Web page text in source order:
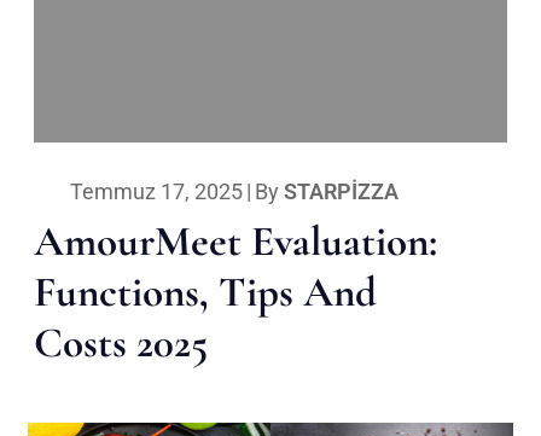
Temmuz 17, 2025| By STARPIZZA
AmourMeet Evaluation:
Functions, Tips And
Costs 2025